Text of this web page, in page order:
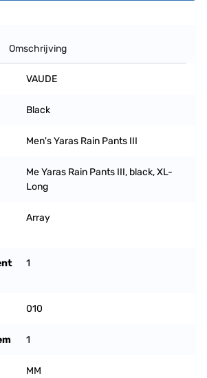
Omschrijving
VAUDE
Black
Men's Yaras Rain Pants III
Me Yaras Rain Pants III, black, XL-
Long
Array
1
010
1
MM